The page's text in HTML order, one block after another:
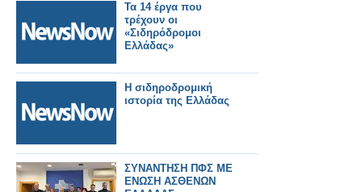
Τα 14 έργα που
τρέχουν οι
«Σιδηρόδρομοι
Ελλάδας»
Η σιδηροδρομική
ιστορία της Ελλάδας
ΣΥΝΑΝΤΗΣΗ ΠΦΣ ΜΕ
ΕΝΩΣΗ ΑΣΘΕΝΩΝ